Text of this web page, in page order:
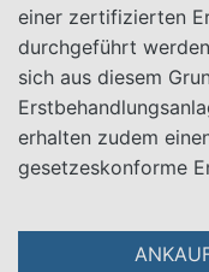
einer zertifizierten
durchgeführt
sich aus diesem
erhalten zudem
gesetzeskonforme